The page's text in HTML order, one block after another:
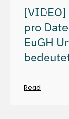
pro
EuGH
Read